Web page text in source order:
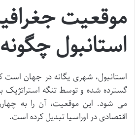
موقعیت
استانبول
استانبول، شهری یگانه در جهان است
گسترده شده و توسط تنگه
می شود. این موقعیت، آن را به
اقتصادی در اوراسیا تبدیل کرده است.